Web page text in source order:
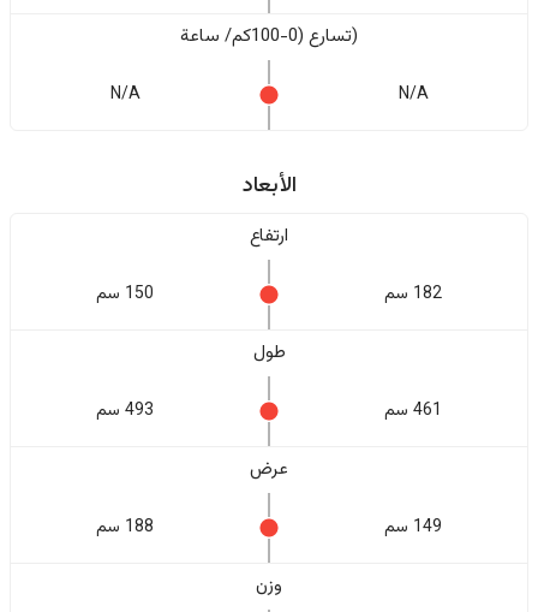
(تسارع (0-100كم/ ساعة
N/A
N/A
الأبعاد
ارتفاع
182 سم 150 سم
طول
461 سم 493 سم
عرض
149 سم 188 سم
وزن